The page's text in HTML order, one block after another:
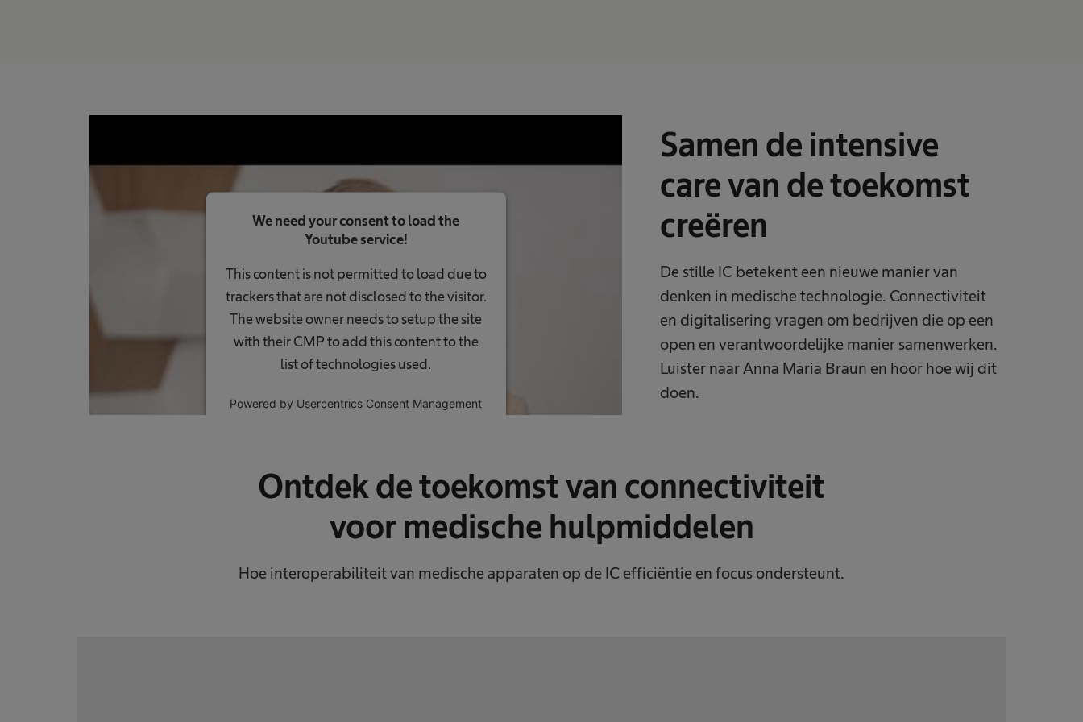
We need your consent to load the
Youtube service!
This content is not permitted to load due to
trackers that are not disclosed to the visitor.
The website owner needs to setup the site
with their CMP to add this content to the
list of technologies used.
Powered by Usercentrics Consent Management
Samen de intensive
care van de toekomst
creëren
De stille IC betekent een nieuwe manier van
denken in medische technologie. Connectiviteit
en digitalisering vragen om bedrijven die op een
open en verantwoordelijke manier samenwerken.
Luister naar Anna Maria Braun en hoor hoe wij dit
doen.
Ontdek de toekomst van connectiviteit
voor medische hulpmiddelen
Hoe interoperabiliteit van medische apparaten op de IC efficiëntie en focus ondersteunt.